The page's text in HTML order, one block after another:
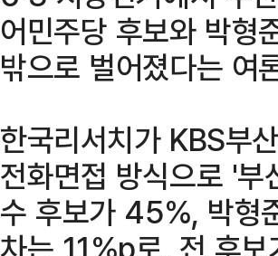
어민주당 후보와 박형
밖으로 벌어졌다는 여
한국리서치가 KBS부
전화면접 방식으로 '
수 후보가 45%, 박형
차는 11%p로, 전 후